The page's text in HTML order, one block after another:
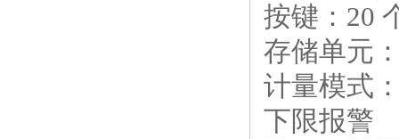
按键：20
存储单元
计量模式
下限报警